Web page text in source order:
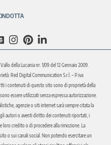
della Lucania nr. 1/09 del 12 Gennaio 2009.
Red Digital Communication S.r.l. – P.iva
i contenuti di questo sito sono di proprietà della
essere utilizzati senza espressa autorizzazione.
agenzie o siti internet sarà sempre citata la
autori o aventi diritto dei contenuti riportati, i
credito o di procedere alla rimozione. La
o sui canali social. Non potendo esercitare un